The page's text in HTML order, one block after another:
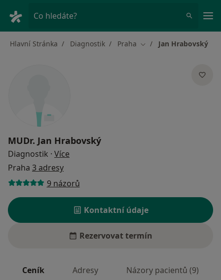
Co hledáte?
Hlavní Stránka Diagnostik Praha Změna města
Jan Hrabovský
MUDr. Jan Hrabovský
Diagnostik · Více
Praha 3 adresy
9 názorů
Kontaktní údaje
Rezervovat termín
Ceník Adresy Názory pacientů (9)